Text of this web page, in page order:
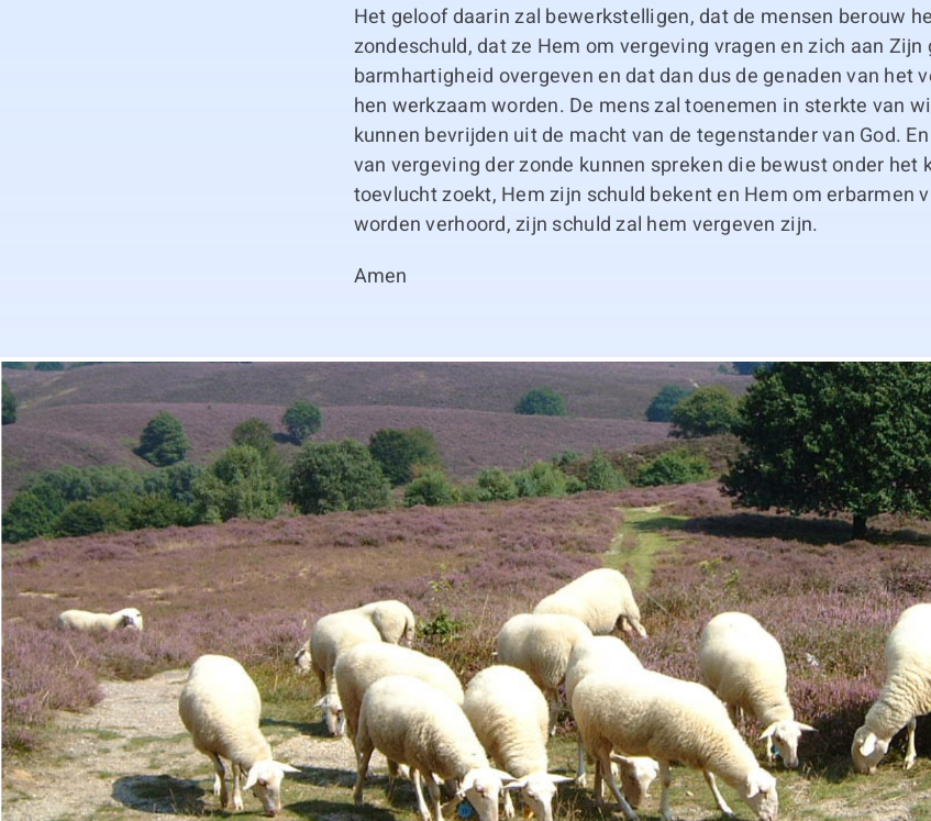
Het geloof daarin zal bewerkstelligen, dat de mensen berouw
zondeschuld, dat ze Hem om vergeving vragen en zich aan Zijn
barmhartigheid overgeven en dat dan dus de genaden van het
hen werkzaam worden. De mens zal toenemen in sterkte van
kunnen bevrijden uit de macht van de tegenstander van God.
van vergeving der zonde kunnen spreken die bewust onder het
toevlucht zoekt, Hem zijn schuld bekent en Hem om erbarmen
worden verhoord, zijn schuld zal hem vergeven zijn.
Amen